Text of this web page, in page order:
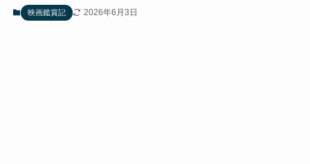
映画鑑賞記 2026年6月3日